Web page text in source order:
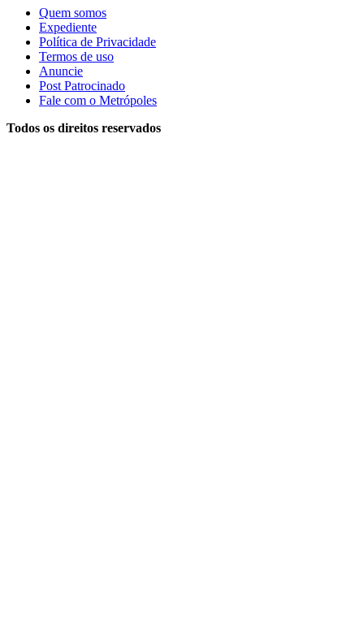
Quem somos
Expediente
Política de Privacidade
Termos de uso
Anuncie
Post Patrocinado
Fale com o Metrópoles
Todos os direitos reservados